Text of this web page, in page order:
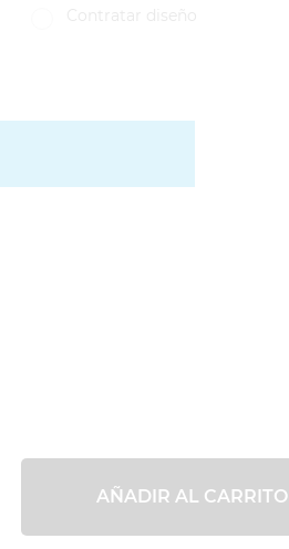
AÑADIR AL CARRITO